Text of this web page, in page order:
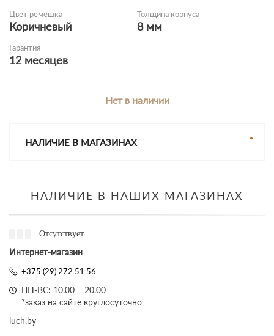
Цвет ремешка
Коричневый
Толщина корпуса
8 мм
Гарантия
12 месяцев
Нет в наличии
НАЛИЧИЕ В МАГАЗИНАХ
НАЛИЧИЕ В НАШИХ МАГАЗИНАХ
Отсутствует
Интернет-магазин
+375 (29) 272 51 56
ПН-ВС: 10.00 – 20.00
*заказ на сайте круглосуточно
luch.by